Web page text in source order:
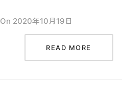
On 2020年10月19日
READ MORE